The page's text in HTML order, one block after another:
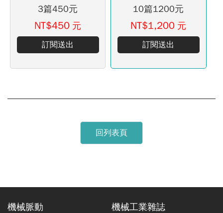
3篇450元
NT$450 元
訂閱送出
10篇1200元
NT$1,200 元
訂閱送出
回列表頁
機械脈動 機械工業雜誌